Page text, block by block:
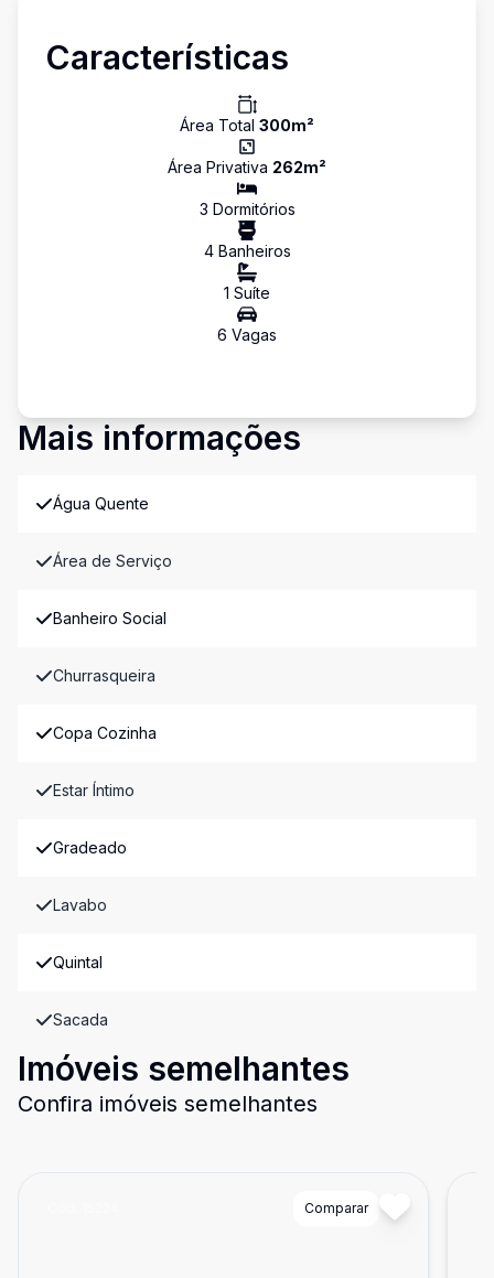
Características
Área Total 300m²
Área Privativa 262m²
3 Dormitórios
4Banheiros
1 Suíte
6 Vagas
Mais informações
Água Quente
Área de Serviço
Banheiro Social
Churrasqueira
Copa Cozinha
Estar Íntimo
Gradeado
Lavabo
Quintal
Sacada
Imóveis semelhantes
Confira imóveis semelhantes
Comparar